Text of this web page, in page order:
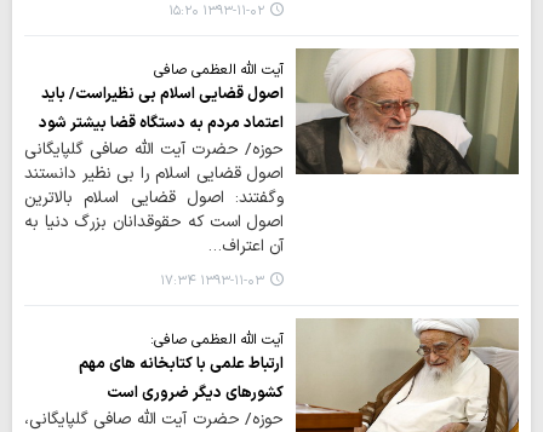
۱۳۹۳-۱۱-۰۲ ۱۵:۲۰
آیت الله العظمی صافی
​​ اصول قضایی اسلام بی نظیراست/ باید
اعتماد مردم به دستگاه قضا بیشتر شود
حوزه/ حضرت آیت الله صافی گلپایگانی
اصول قضایی اسلام را بی نظیر دانستند
وگفتند: اصول قضایی اسلام بالاترین
اصول است که حقوقدانان بزرگ دنیا به
آن اعتراف…
۱۳۹۳-۱۱-۰۳ ۱۷:۳۴
آیت الله العظمی صافی:
ارتباط علمی با کتابخانه های مهم
کشورهای دیگر ضروری است
حوزه/ حضرت آیت الله صافی گلپایگانی،